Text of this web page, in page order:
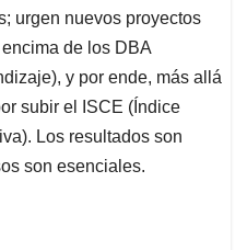
urgen nuevos proyectos
de los DBA
y por ende, más allá
subir el ISCE (Índice
Los resultados son
son esenciales.